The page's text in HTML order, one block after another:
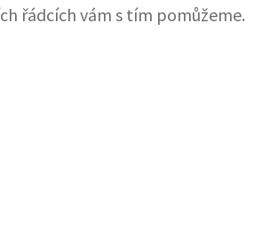
řádcích vám s tím pomůžeme.